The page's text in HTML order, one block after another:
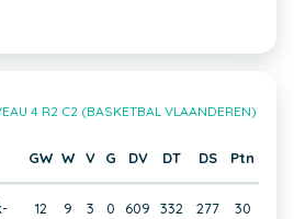
4 R2 C2 (BASKETBAL VLAANDEREN)
GW W V G DV DT DS Ptn
12 9 3 0 609 332 277 30